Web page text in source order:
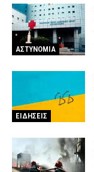
CAPITAL 10
ΑΣΤΥΝΟΜΙΑ
ΕΙΔΗΣΕΙΣ